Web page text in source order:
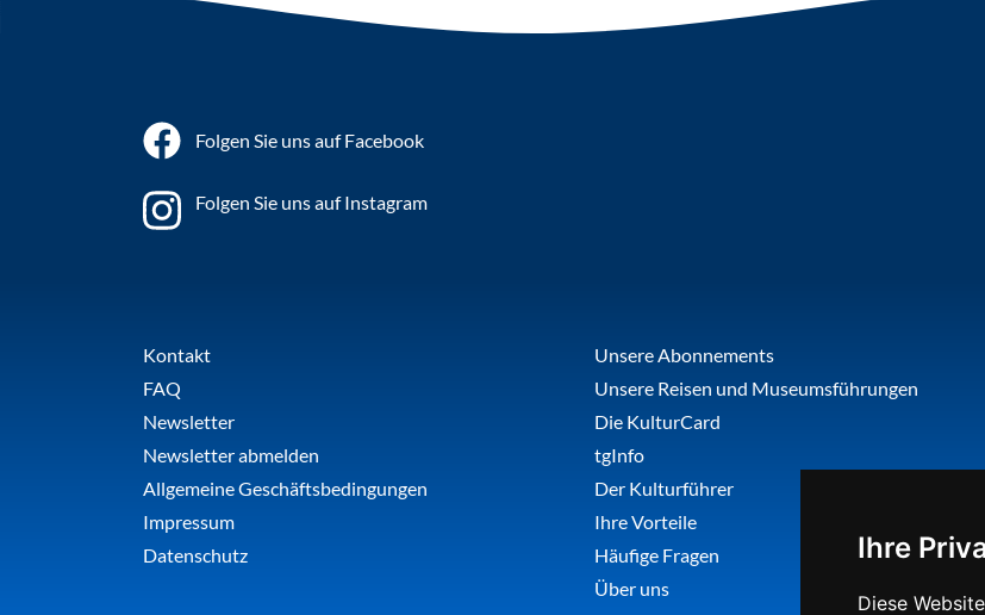
Ihre
Diese
Folgen Sie uns auf Facebook
Folgen Sie uns auf Instagram
Kontakt
FAQ
Newsletter
Newsletter abmelden
Allgemeine Geschäftsbedingungen
Impressum
Datenschutz
Unsere Abonnements
Unsere Reisen und Museumsführungen
Die KulturCard
tgInfo
Der Kulturführer
Ihre Vorteile
Häufige Fragen
Über uns